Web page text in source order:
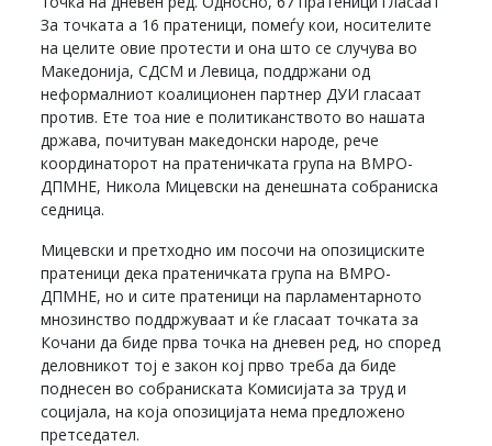
За точката а 16 пратеници, помеѓу кои, носителите
на целите овие протести и она што се случува во
Македонија, СДСМ и Левица, поддржани од
неформалниот коалиционен партнер ДУИ гласаат
против. Ете тоа ние е политиканството во нашата
држава, почитуван македонски народе, рече
координаторот на пратеничката група на ВМРО-
ДПМНЕ, Никола Мицевски на денешната собраниска
седница.
Мицевски и претходно им посочи на опозициските
пратеници дека пратеничката група на ВМРО-
ДПМНЕ, но и сите пратеници на парламентарното
мнозинство поддржуваат и ќе гласаат точката за
Кочани да биде прва точка на дневен ред, но според
деловникот тој е закон кој прво треба да биде
поднесен во собраниската Комисијата за труд и
социјала, на која опозицијата нема предложено
претседател.